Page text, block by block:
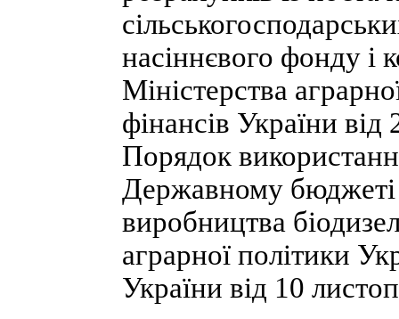
насіннєвого фонду і
Міністерства
фінансів України
Порядок
Державному бюджеті
виробництва
аграрної політики
України від 10